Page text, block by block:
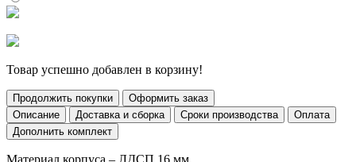
Товар успешно добавлен в корзину!
Продолжить покупки
Оформить заказ
Описание
Доставка и сборка Сроки производства
Оплата
Дополнить комплект
Материал корпуса – ЛДСП 16 мм.